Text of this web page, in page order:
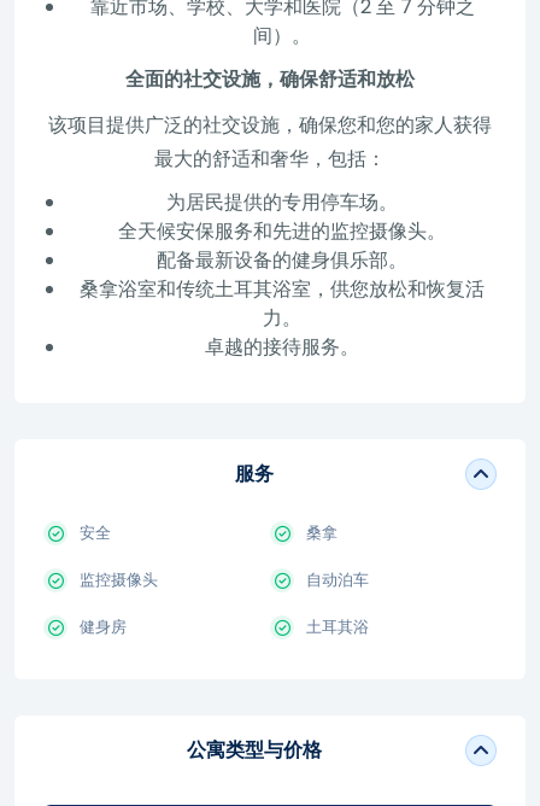
靠近市场、学校、大学和医院（2 至 7 分钟之
间）。
全面的社交设施，确保舒适和放松
该项目提供广泛的社交设施，确保您和您的家人获得
最大的舒适和奢华，包括：
为居民提供的专用停车场。
全天候安保服务和先进的监控摄像头。
配备最新设备的健身俱乐部。
桑拿浴室和传统土耳其浴室，供您放松和恢复活
力。
卓越的接待服务。
服务
安全 桑拿
监控摄像头 自动泊车
健身房 土耳其浴
公寓类型与价格